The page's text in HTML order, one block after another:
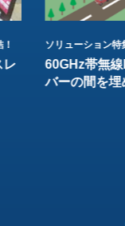
レ
ソリューション特
60GHz帯無
バーの間を